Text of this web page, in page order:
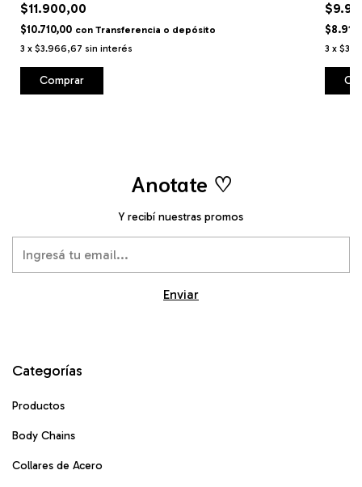
$11.900,00
$10.710,00 con Transferencia o depósito
3 x $3.966,67 sin interés 3 x
Anotate ♡
Y recibí nuestras promos
Categorías
Productos
Body Chains
Collares de Acero